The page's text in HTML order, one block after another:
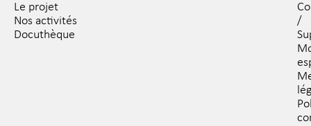
Le projet
Nos activités
Docuthèque
/